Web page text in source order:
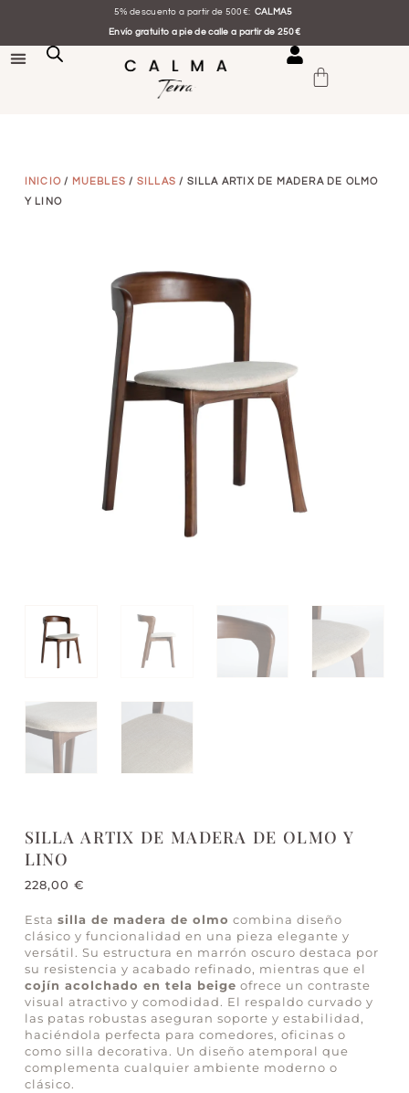
5% descuento a partir de 500€: CALMA5
Envío gratuito a pie de calle a partir de 250€
INICIO / MUEBLES / SILLAS / SILLA ARTIX DE MADERA DE OLMO
Y LINO
SILLA ARTIX DE MADERA DE OLMO Y
LINO
228,00 €
Esta silla de madera de olmo combina diseño
clásico y funcionalidad en una pieza elegante y
versátil. Su estructura en marrón oscuro destaca por
su resistencia y acabado refinado, mientras que el
cojín acolchado en tela beige ofrece un contraste
visual atractivo y comodidad. El respaldo curvado y
las patas robustas aseguran soporte y estabilidad,
haciéndola perfecta para comedores, oficinas o
como silla decorativa. Un diseño atemporal que
complementa cualquier ambiente moderno o
clásico.